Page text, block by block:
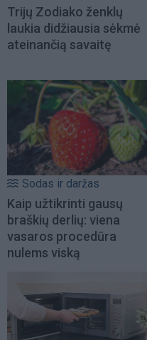
Trijų Zodiako ženklų
laukia didžiausia sėkmė
ateinančią savaitę
Sodas ir daržas
Kaip užtikrinti gausų
braškių derlių: viena
vasaros procedūra
nulems viską